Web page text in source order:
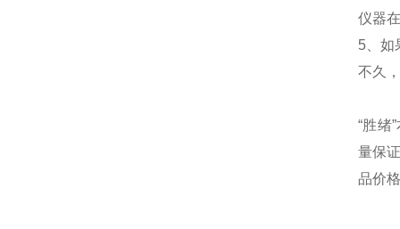
仪器
5、如
不久
“胜绪
量保
品价